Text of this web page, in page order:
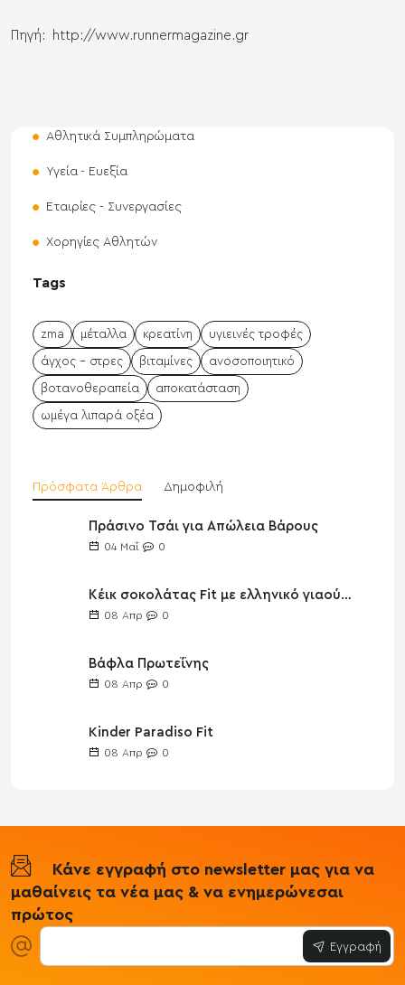
Πηγή: http://www.runnermagazine.gr
Αθλητικά Συμπληρώματα
Υγεία - Ευεξία
Εταιρίες - Συνεργασίες
Χορηγίες Αθλητών
Tags
zma μέταλλα κρεατίνη υγιεινές τροφές
άγχος - στρες βιταμίνες ανοσοποιητικό
βοτανοθεραπεία αποκατάσταση
ωμέγα λιπαρά οξέα
Πρόσφατα Άρθρα Δημοφιλή
Πράσινο Τσάι για Απώλεια Βάρους
04 Μαΐ 0
Κέικ σοκολάτας Fit με ελληνικό γιαούρτι
08 Απρ 0
Βάφλα Πρωτεΐνης
08 Απρ 0
Kinder Paradiso Fit
08 Απρ 0
Κάνε εγγραφή στο newsletter μας για να
μαθαίνεις τα νέα μας & να ενημερώνεσαι
πρώτος
Εγγραφή